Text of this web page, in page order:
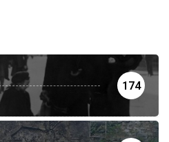
174